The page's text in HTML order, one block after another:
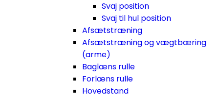
Svaj position
Svaj til hul position
Afsætstræning
Afsætstræning og vægtbæring
(arme)
Baglæns rulle
Forlæns rulle
Hovedstand